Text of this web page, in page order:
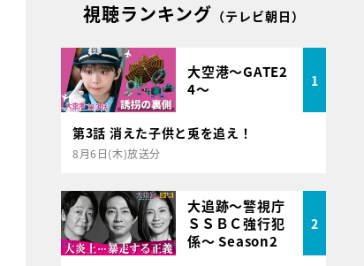
視聴ランキング （テレビ朝日）
大空港～GATE2
4～
1
第3話 消えた子供と兎を追え！
8月6日(木)放送分
大追跡～警視庁
ＳＳＢＣ強行犯
係～ Season2
2